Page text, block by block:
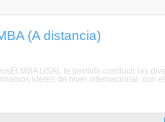
(A distancia)
MBA USAL te permitir conducir las
lderes de nivel internacional, con